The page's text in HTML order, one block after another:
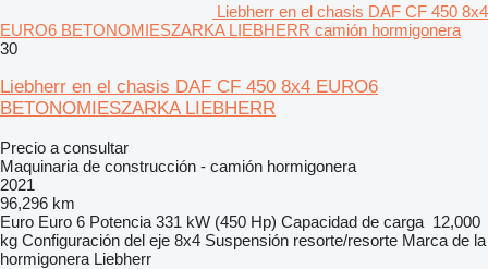
Liebherr en el chasis DAF CF 450 8x4
EURO6 BETONOMIESZARKA LIEBHERR camión hormigonera
30
Liebherr en el chasis DAF CF 450 8x4 EURO6
BETONOMIESZARKA LIEBHERR
Precio a consultar
Maquinaria de construcción - camión hormigonera
2021
96,296 km
Euro Euro 6 Potencia 331 kW (450 Hp) Capacidad de carga 12,000
kg Configuración del eje 8x4 Suspensión resorte/resorte Marca de la
hormigonera Liebherr